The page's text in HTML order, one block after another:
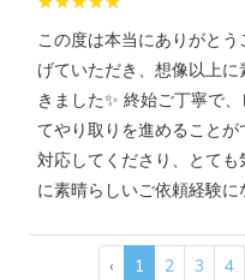
この度は本当にありがと
げていただき、想像以上
きました✨ 終始ご丁寧で
てやり取りを進めること
対応してくださり、とて
に素晴らしいご依頼経験に
‹ 1 2 3 4